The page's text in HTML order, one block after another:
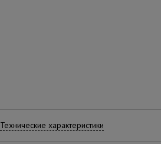
Технические характеристики